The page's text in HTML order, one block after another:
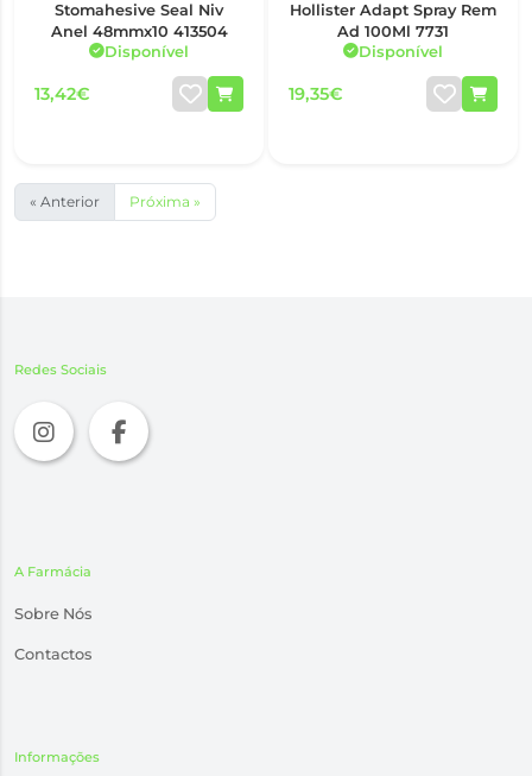
Stomahesive Seal Niv
Anel 48mmx10 413504
Disponível
13,42€
Hollister Adapt Spray Rem
Ad 100Ml 7731
Disponível
19,35€
« Anterior Próxima »
Redes Sociais
A Farmácia
Sobre Nós
Contactos
Informações